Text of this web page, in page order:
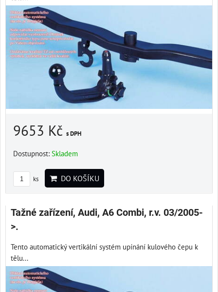
9653 Kč s DPH
Dostupnost: Skladem
ks DO KOŠÍKU
Tažné zařízení, Audi, A6 Combi, r.v. 03/2005-
>.
Tento automatický vertikální systém upínání kulového čepu k
tělu...